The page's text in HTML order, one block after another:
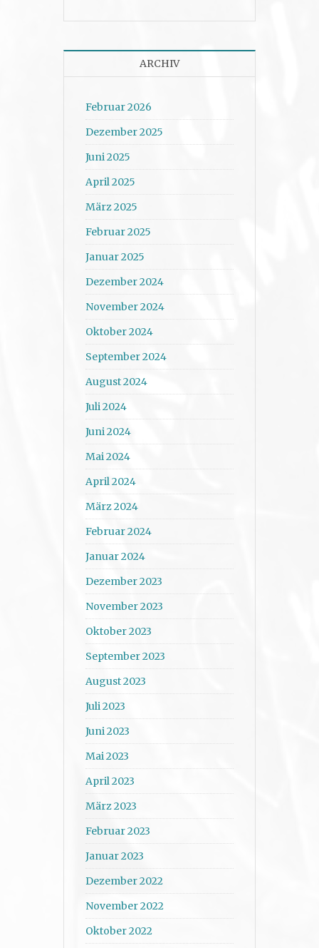
ARCHIV
Februar 2026
Dezember 2025
Juni 2025
April 2025
März 2025
Februar 2025
Januar 2025
Dezember 2024
November 2024
Oktober 2024
September 2024
August 2024
Juli 2024
Juni 2024
Mai 2024
April 2024
März 2024
Februar 2024
Januar 2024
Dezember 2023
November 2023
Oktober 2023
September 2023
August 2023
Juli 2023
Juni 2023
Mai 2023
April 2023
März 2023
Februar 2023
Januar 2023
Dezember 2022
November 2022
Oktober 2022